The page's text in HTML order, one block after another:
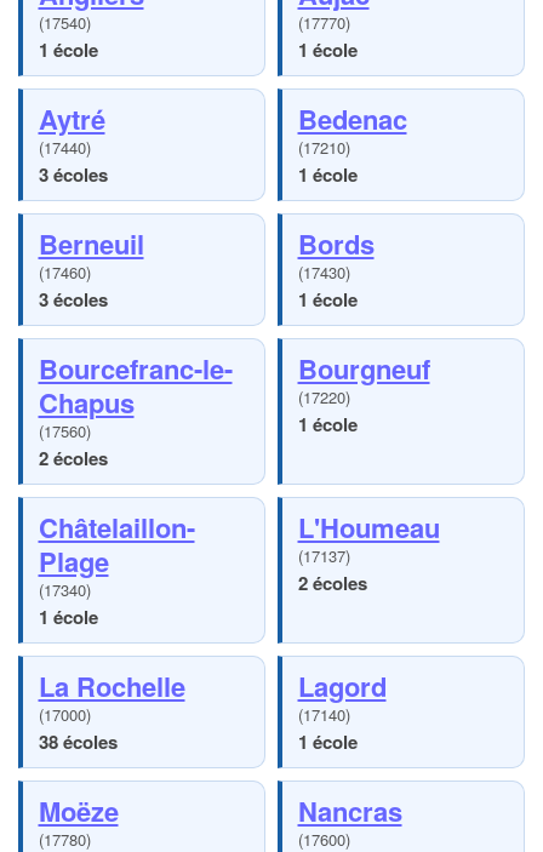
(17540)
1 école
(17770)
1 école
Aytré
(17440)
3 écoles
Bedenac
(17210)
1 école
Berneuil
(17460)
3 écoles
Bords
(17430)
1 école
Bourcefranc-le-
Chapus
(17560)
2 écoles
Bourgneuf
(17220)
1 école
Châtelaillon-
Plage
(17340)
1 école
L'Houmeau
(17137)
2 écoles
La Rochelle
(17000)
38 écoles
Lagord
(17140)
1 école
Moëze
(17780)
Nancras
(17600)